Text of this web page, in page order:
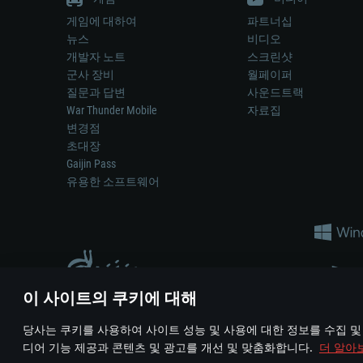
이 사이트의 쿠키에 대해
당사는 쿠키를 사용하여 사이트 성능 및 사용에 대한 정보를 수집
디어 기능 제공과 콘텐츠 및 광고를 개선 및 맞춤화합니다. 더 알아
게임에 대하여
뉴스
개발자 노트
군사 장비
질문과 답변
War Thunder Mobile
변경점
초대장
Gaijin Pass
유용한 소프트웨어
파트너십
비디오
스크린샷
월페이퍼
사운드트랙
자료집
© 2011—2026 Gaijin Games Kft. All trademarks, logos and brand
이용 약관 이용 약관